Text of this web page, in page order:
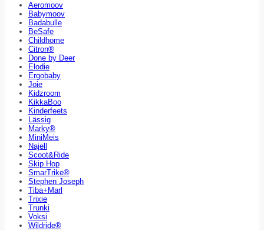
Aeromoov
Babymoov
Badabulle
BeSafe
Childhome
Citron®
Done by Deer
Elodie
Ergobaby
Joie
Kidzroom
KikkaBoo
Kinderfeets
Lässig
Marky®
MiniMeis
Najell
Scoot&Ride
Skip Hop
SmarTrike®
Stephen Joseph
Tiba+Marl
Trixie
Trunki
Voksi
Wildride®